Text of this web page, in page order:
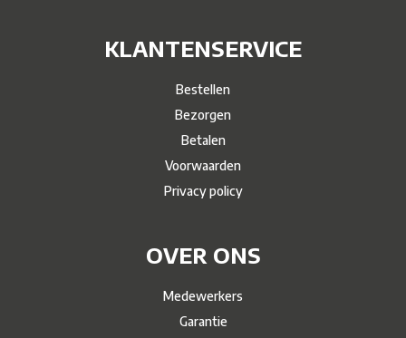
KLANTENSERVICE
Bestellen
Bezorgen
Betalen
Voorwaarden
Privacy policy
OVER ONS
Medewerkers
Garantie